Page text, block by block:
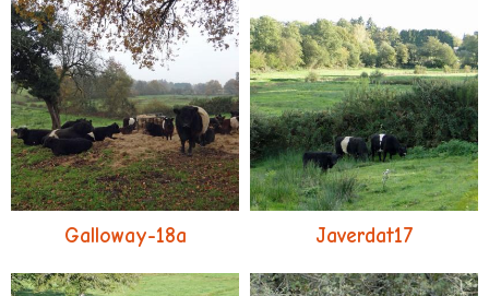
Galloway-18a Javerdat17